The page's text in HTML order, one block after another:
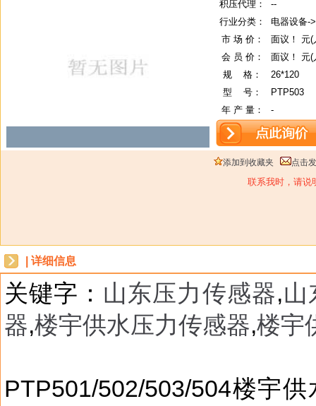
积压代理：
--
行业分类：
电器设备-
市 场 价：
面议！ 元(
会 员 价：
面议！ 元(
规
格：
26*120
型
号：
PTP503
年 产 量：
-
添加到收藏夹 点击
联系我时，请说
| 详细信息
关键字： 山东压力传感器,山
器,楼宇供水压力传感器,楼宇
PTP501/502/503/504楼宇